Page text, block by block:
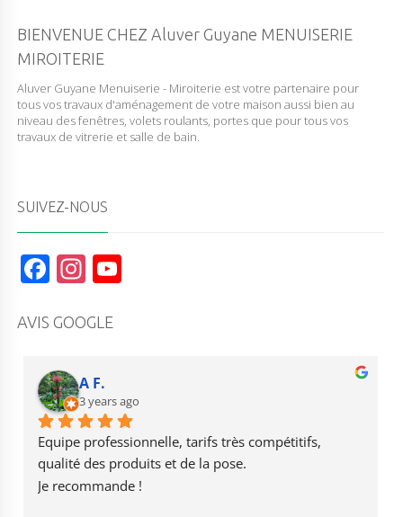
BIENVENUE CHEZ Aluver Guyane MENUISERIE
MIROITERIE
Aluver Guyane Menuiserie - Miroiterie est votre partenaire pour
tous vos travaux d'aménagement de votre maison aussi bien au
niveau des fenêtres, volets roulants, portes que pour tous vos
travaux de vitrerie et salle de bain.
SUIVEZ-NOUS
F
a
c
b
o
o
k
In
st
a
r
a
m
b
e
AVIS GOOGLE
A F.
3 years ago
Equipe professionnelle, tarifs très compétitifs,
qualité des produits et de la pose.
Je recommande !